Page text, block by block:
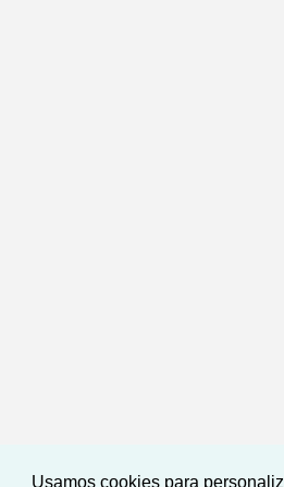
Usamos cookies para